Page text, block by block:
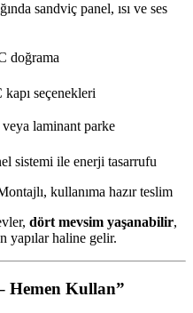
sandviç panel, ısı ve ses
doğrama
seçenekleri
laminant parke
sistemi ile enerji tasarrufu
kullanıma hazır teslim
dört mevsim yaşanabilir,
yapılar haline gelir.
Hemen Kullan”